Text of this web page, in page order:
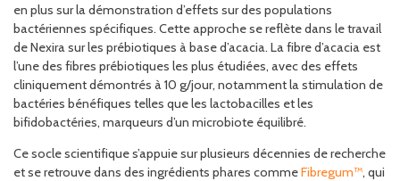
en plus sur la démonstration d’effets sur des populations
bactériennes spécifiques. Cette approche se reflète dans le travail
de Nexira sur les prébiotiques à base d’acacia. La fibre d’acacia est
l’une des fibres prébiotiques les plus étudiées, avec des effets
cliniquement démontrés à 10 g/jour, notamment la stimulation de
bactéries bénéfiques telles que les lactobacilles et les
bifidobactéries, marqueurs d’un microbiote équilibré.
Ce socle scientifique s’appuie sur plusieurs décennies de recherche
et se retrouve dans des ingrédients phares commeFibregum™, qui